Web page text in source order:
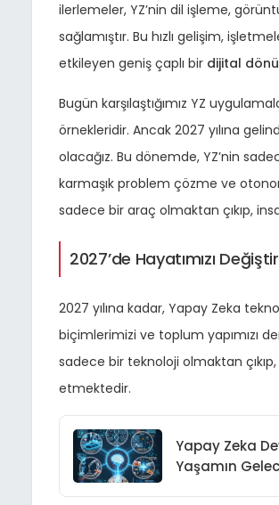
ilerlemeler, YZ’nin dil işleme,
sağlamıştır. Bu hızlı gelişim,
etkileyen geniş çaplı bir dijital
Bugün karşılaştığımız YZ
örnekleridir. Ancak 2027 yılına
olacağız. Bu dönemde, YZ’nin
karmaşık problem çözme ve
sadece bir araç olmaktan çıkıp,
2027’de Hayatımızı
2027 yılına kadar, Yapay Zeka
biçimlerimizi ve toplum yapımızı
sadece bir teknoloji olmaktan
etmektedir.
Yapay Zeka
Yaşamın